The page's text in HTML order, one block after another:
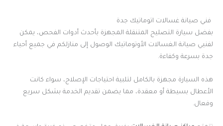
فني صيانة غسالات اتوماتيك جدة
بفضل سيارة التصليح المتنقلة المجهزة بأحدث أدوات الفحص، يمكن
لفنيي صيانة الغسالات الأوتوماتيك الوصول إلى منازلكم في جميع أحياء
جدة بسرعة وكفاءة.
هذه السيارة مجهزة بالكامل لتلبية احتياجات الإصلاح، سواء كانت
الأعطال بسيطة أو معقدة، مما يضمن تقديم الخدمة بشكل سريع
وفعال.